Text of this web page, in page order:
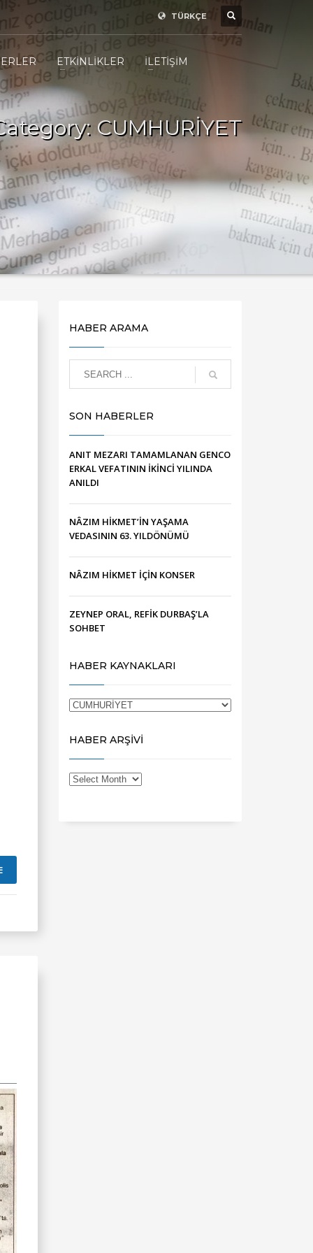
TÜRKÇE
ETKİNLİKLER İLETİŞİM
CUMHURİYET
HABER ARAMA
SON HABERLER
ANIT MEZARI TAMAMLANAN GENCO
ERKAL VEFATININ İKİNCİ YILINDA
ANILDI
NÂZIM HİKMET’İN YAŞAMA
VEDASININ 63. YILDÖNÜMÜ
NÂZIM HİKMET İÇİN KONSER
ZEYNEP ORAL, REFİK DURBAŞ’LA
SOHBET
HABER KAYNAKLARI
HABER ARŞİVİ